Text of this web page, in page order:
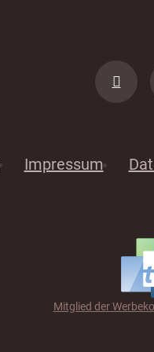
Impressum
Mitglied der